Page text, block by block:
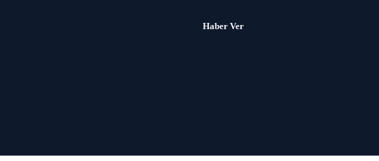
Haber Ver